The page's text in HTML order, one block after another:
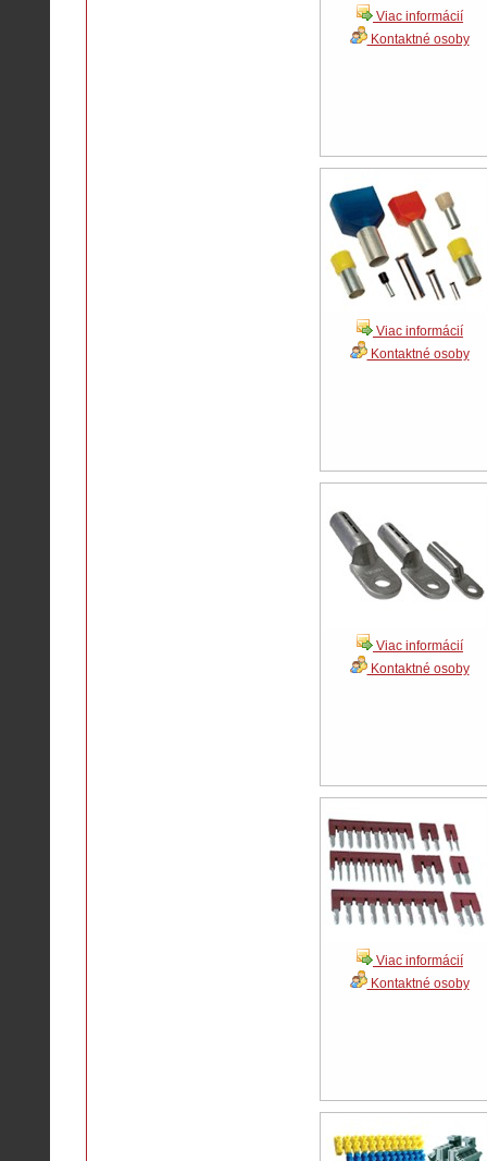
Viac informácií
Kontaktné osoby
Viac informácií
Kontaktné osoby
Viac informácií
Kontaktné osoby
Viac informácií
Kontaktné osoby